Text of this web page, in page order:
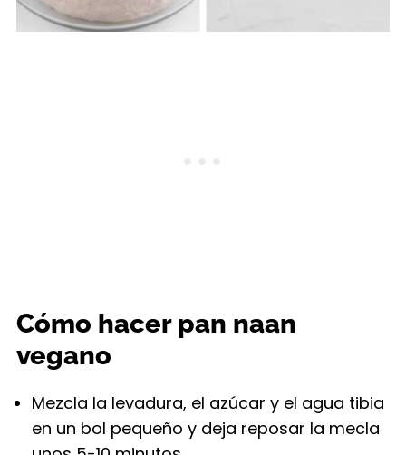
Cómo hacer pan naan
vegano
Mezcla la levadura, el azúcar y el agua tibia
en un bol pequeño y deja reposar la mecla